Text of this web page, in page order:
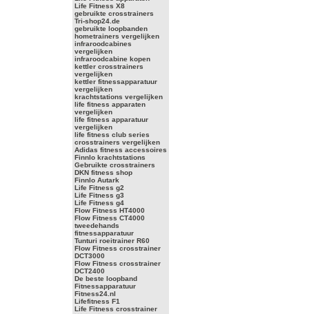
Life Fitness X8
gebruikte crosstrainers
Tri-shop24.de
gebruikte loopbanden
hometrainers vergelijken
infraroodcabines
vergelijken
infraroodcabine kopen
kettler crosstrainers
vergelijken
kettler fitnessapparatuur
vergelijken
krachtstations vergelijken
life fitness apparaten
vergelijken
life fitness apparatuur
vergelijken
life fitness club series
crosstrainers vergelijken
Adidas fitness accessoires
Finnlo krachtstations
Gebruikte crosstrainers
DKN fitness shop
Finnlo Autark
Life Fitness g2
Life Fitness g3
Life Fitness g4
Flow Fitness HT4000
Flow Fitness CT4000
tweedehands
fitnessapparatuur
Tunturi roeitrainer R60
Flow Fitness crosstrainer
DCT3000
Flow Fitness crosstrainer
DCT2400
De beste loopband
Fitnessapparatuur
Fitness24.nl
Lifefitness F1
Life Fitness crosstrainer